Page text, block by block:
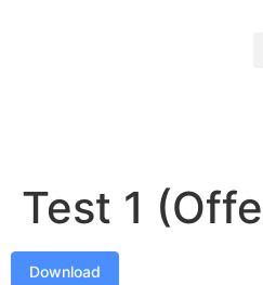
Test 1
Download